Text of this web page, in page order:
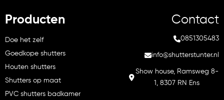
Producten
Doe het zelf
Goedkope shutters
Houten shutters
Shutters op maat
PVC shutters badkamer
Contact
0851305483
info@shutterstunter.nl
Show house, Ramsweg 8-
1, 8307 RN Ens